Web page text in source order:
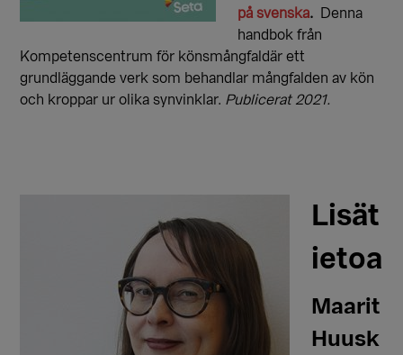
på svenska. Denna
handbok från
Kompetenscentrum för könsmångfaldär ett
grundläggande verk som behandlar mångfalden av kön
och kroppar ur olika synvinklar. Publicerat 2021.
Lisät
ietoa
Maarit
Huusk